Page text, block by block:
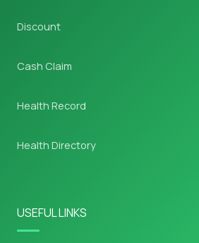
Discount
Cash Claim
Health Record
Health Directory
USEFUL LINKS